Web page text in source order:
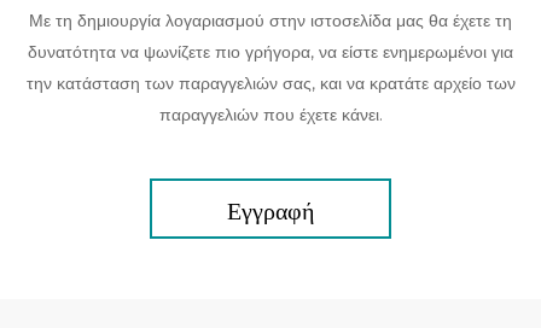
Με τη δημιουργία λογαριασμού στην ιστοσελίδα μας θα έχετε τη
δυνατότητα να ψωνίζετε πιο γρήγορα, να είστε ενημερωμένοι για
την κατάσταση των παραγγελιών σας, και να κρατάτε αρχείο των
παραγγελιών που έχετε κάνει.
Εγγραφή